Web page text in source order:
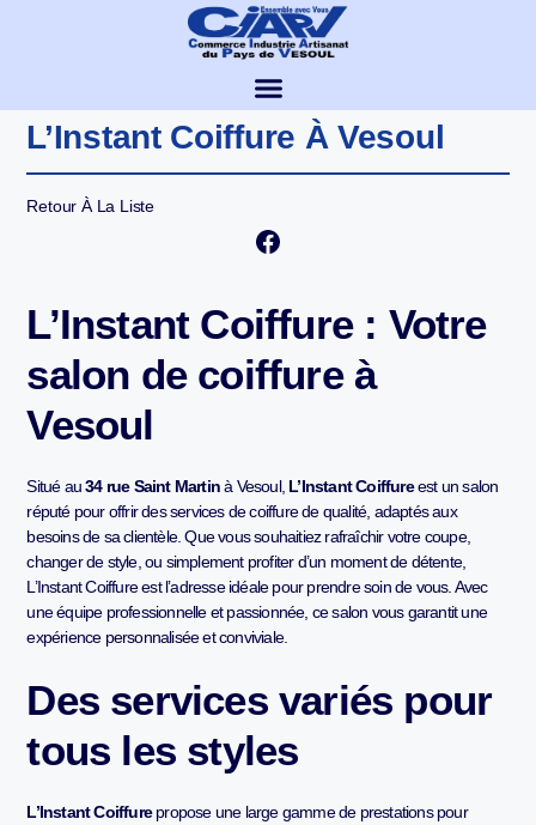
L’Instant Coiffure À Vesoul
Retour À La Liste
L’Instant Coiffure : Votre
salon de coiffure à
Vesoul
Situé au34 rue Saint Martinà Vesoul, L’Instant Coiffureest un salon
réputé pour offrir des services de coiffure de qualité, adaptés aux
besoins de sa clientèle. Que vous souhaitiez rafraîchir votre coupe,
changer de style, ou simplement profiter d’un moment de détente,
L’Instant Coiffure est l’adresse idéale pour prendre soin de vous. Avec
une équipe professionnelle et passionnée, ce salon vous garantit une
expérience personnalisée et conviviale.
Des services variés pour
tous les styles
L’Instant Coiffurepropose une large gamme de prestations pour